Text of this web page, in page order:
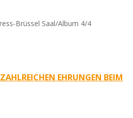
Brüssel Saal/Album 4/4
EHRUNGEN BEIM